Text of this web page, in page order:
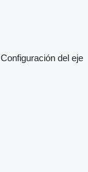
Configuración del eje